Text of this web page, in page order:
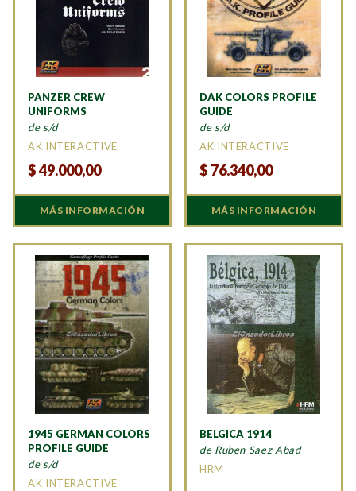
PANZER CREW
UNIFORMS
de s/d
AK INTERACTIVE
$49.000,00
MÁS INFORMACIÓN
DAK COLORS PROFILE
GUIDE
de s/d
AK INTERACTIVE
$ 76.340,00
MÁS INFORMACIÓN
1945 GERMAN COLORS
PROFILE GUIDE
de s/d
AK INTERACTIVE
BELGICA 1914
de Ruben Saez Abad
HRM